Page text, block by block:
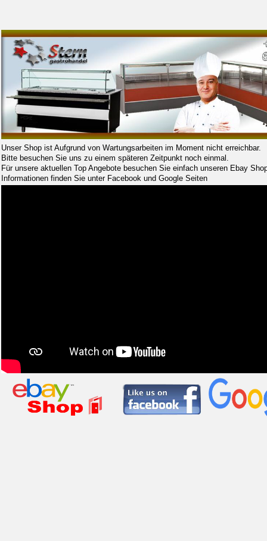
Unser Shop ist Aufgrund von Wartungsarbeiten im Moment nicht erreichbar.
Bitte besuchen Sie uns zu einem späteren Zeitpunkt noch einmal.
Für unsere aktuellen Top Angebote besuchen Sie einfach unseren Ebay
Informationen finden Sie unter Facebook und Google Seiten